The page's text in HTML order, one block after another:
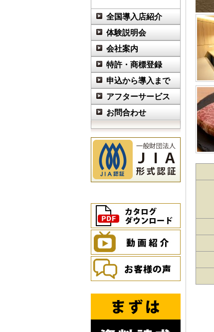
全国導入店紹介
体験説明会
会社案内
特許・商標登録
申込から導入まで
アフターサービス
お問合わせ